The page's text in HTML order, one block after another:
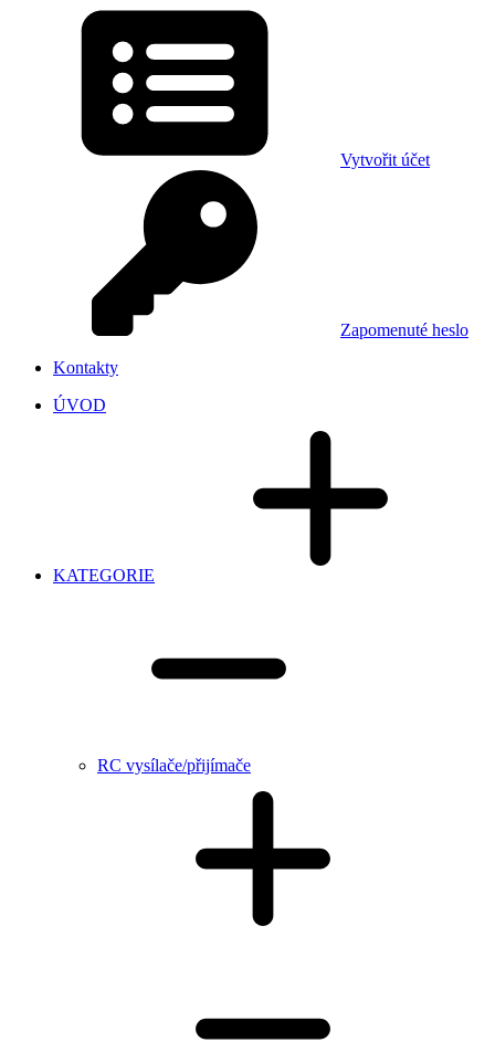
Vytvořit účet
Zapomenuté heslo
Kontakty
ÚVOD
KATEGORIE
RC vysílače/přijímače